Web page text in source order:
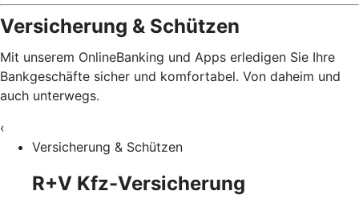
Versicherung & Schützen
Mit unserem OnlineBanking und Apps erledigen Sie Ihre
Bankgeschäfte sicher und komfortabel. Von daheim und
auch unterwegs.
‹
Versicherung & Schützen
R+V Kfz-Versicherung